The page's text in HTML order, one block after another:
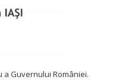
Guvernului României.